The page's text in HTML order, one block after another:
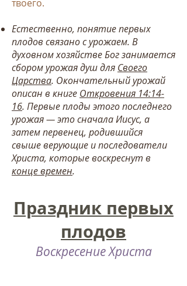
твоего.
Естественно, понятие первых
плодов связано с урожаем. В
духовном хозяйстве Бог занимается
сбором урожаядуш для Своего
Царства. Окончательный урожай
описан в книге Откровения 14:14-
16. Первые плоды этого последнего
урожая — это сначала Иисус, а
затем первенец, родившийся
свышеверующие и последователи
Христа, которые воскреснут в
конце времен.
Праздник первых
плодов
Воскресение Христа